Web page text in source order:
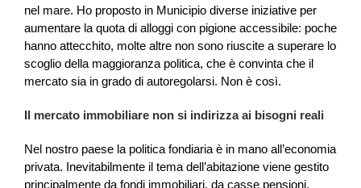
nel mare. Ho proposto in Municipio diverse iniziative per
aumentare la quota di alloggi con pigione accessibile: poche
hanno attecchito, molte altre non sono riuscite a superare lo
scoglio della maggioranza politica, che è convinta che il
mercato sia in grado di autoregolarsi. Non è così.
Il mercato immobiliare non si indirizza ai bisogni reali
Nel nostro paese la politica fondiaria è in mano all’economia
privata. Inevitabilmente il tema dell’abitazione viene gestito
principalmente da fondi immobiliari, da casse pensioni,